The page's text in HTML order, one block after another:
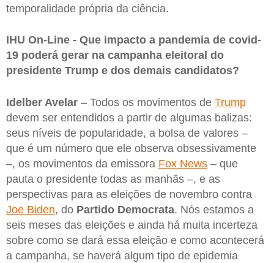
temporalidade própria da ciência.
IHU On-Line - Que impacto a pandemia de covid-
19 poderá gerar na campanha eleitoral do
presidente Trump e dos demais candidatos?
Idelber Avelar – Todos os movimentos de Trump
devem ser entendidos a partir de algumas balizas:
seus níveis de popularidade, a bolsa de valores –
que é um número que ele observa obsessivamente
–, os movimentos da emissora Fox News – que
pauta o presidente todas as manhãs –, e as
perspectivas para as eleições de novembro contra
Joe Biden, do Partido Democrata. Nós estamos a
seis meses das eleições e ainda há muita incerteza
sobre como se dará essa eleição e como acontecerá
a campanha, se haverá algum tipo de epidemia